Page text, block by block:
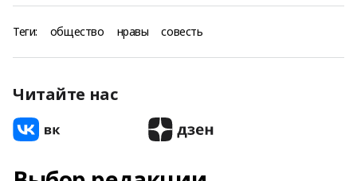
Теги: общество нравы совесть
Читайте нас